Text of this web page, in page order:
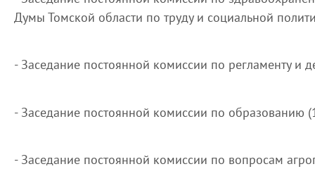
Думы Томской области по труду и социальной
- Заседание постоянной комиссии по регламенту и
- Заседание постоянной комиссии по образованию
- Заседание постоянной комиссии по вопросам